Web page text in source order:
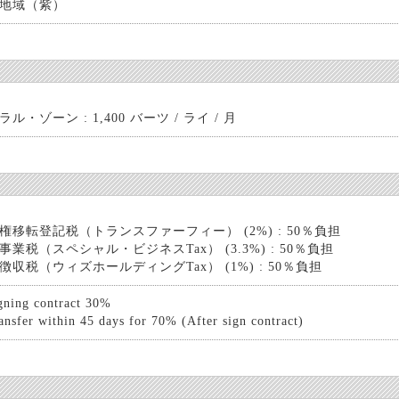
域（紫）
ル・ゾーン : 1,400 バーツ / ライ / 月
移転登記税（トランスファーフィー） (2%) : 50％負担
業税（スペシャル・ビジネスTax） (3.3%) : 50％負担
収税（ウィズホールディングTax） (1%) : 50％負担
contract 30%
within 45 days for 70% (After sign contract)